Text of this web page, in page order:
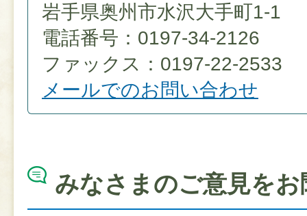
岩手県奥州市水沢大手町1-1
電話番号：0197-34-2126
ファックス：0197-22-2533
メールでのお問い合わせ
みなさまのご意見を